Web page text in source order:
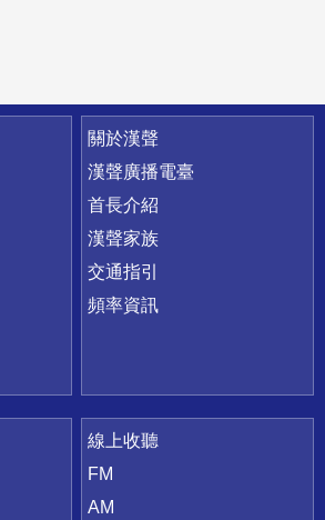
關於漢聲
漢聲廣播電臺
首長介紹
漢聲家族
交通指引
頻率資訊
線上收聽
FM
AM